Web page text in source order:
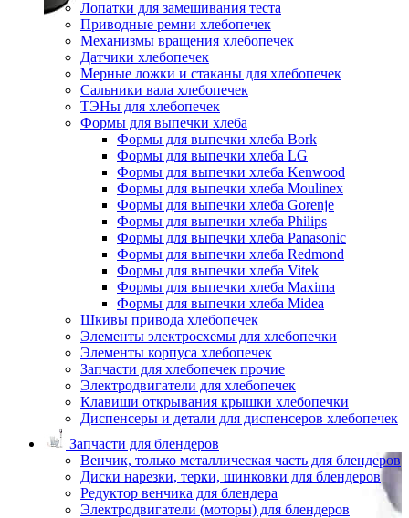
Лопатки для замешивания теста
Приводные ремни хлебопечек
Механизмы вращения хлебопечек
Датчики хлебопечек
Мерные ложки и стаканы для хлебопечек
Сальники вала хлебопечек
ТЭНы для хлебопечек
Формы для выпечки хлеба
Формы для выпечки хлеба Bork
Формы для выпечки хлеба LG
Формы для выпечки хлеба Kenwood
Формы для выпечки хлеба Moulinex
Формы для выпечки хлеба Gorenje
Формы для выпечки хлеба Philips
Формы для выпечки хлеба Panasonic
Формы для выпечки хлеба Redmond
Формы для выпечки хлеба Vitek
Формы для выпечки хлеба Maxima
Формы для выпечки хлеба Midea
Шкивы привода хлебопечек
Элементы электросхемы для хлебопечки
Элементы корпуса хлебопечек
Запчасти для хлебопечек прочие
Электродвигатели для хлебопечек
Клавиши открывания крышки хлебопечки
Диспенсеры и детали для диспенсеров хлебопечек
Запчасти для блендеров
Венчик, только металлическая часть для блендеров
Диски нарезки, терки, шинковки для блендеров
Редуктор венчика для блендера
Электродвигатели (моторы) для блендеров